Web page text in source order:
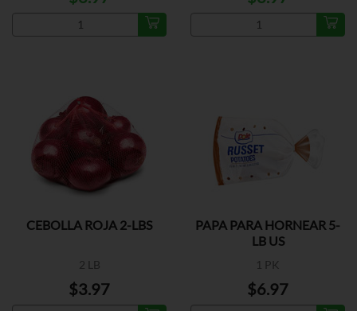
CEBOLLA ROJA 2-LBS
2 LB
$3.97
PAPA PARA HORNEAR 5-
LB US
1 PK
$6.97